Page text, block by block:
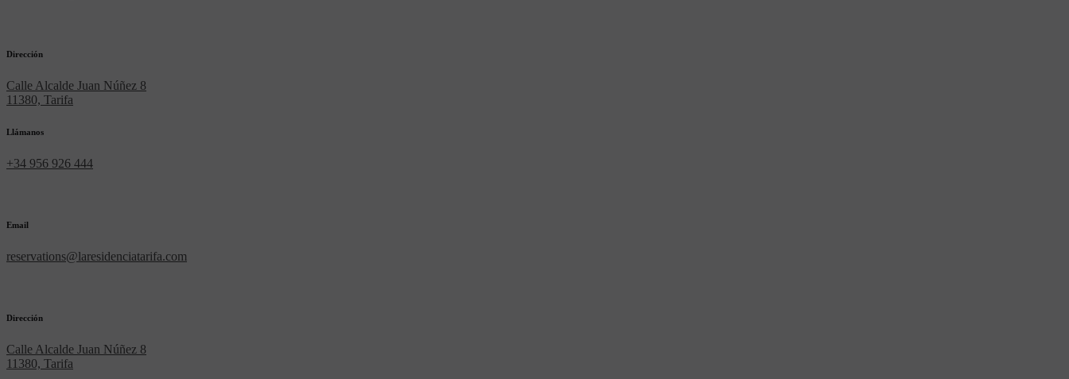
Dirección
Calle Alcalde Juan Núñez 8
11380, Tarifa
Llámanos
+34 956 926 444
Email
reservations@laresidenciatarifa.com
Dirección
Calle Alcalde Juan Núñez 8
11380, Tarifa